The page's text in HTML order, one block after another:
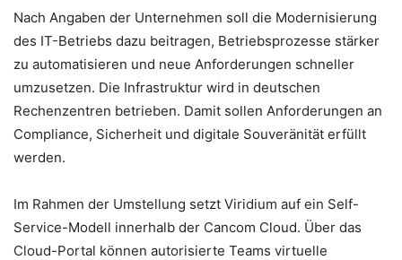
Nach Angaben der Unternehmen soll die Modernisierung
des IT-Betriebs dazu beitragen, Betriebsprozesse stärker
zu automatisieren und neue Anforderungen schneller
umzusetzen. Die Infrastruktur wird in deutschen
Rechenzentren betrieben. Damit sollen Anforderungen an
Compliance, Sicherheit und digitale Souveränität erfüllt
werden.
Im Rahmen der Umstellung setzt Viridium auf ein Self-
Service-Modell innerhalb der Cancom Cloud. Über das
Cloud-Portal können autorisierte Teams virtuelle